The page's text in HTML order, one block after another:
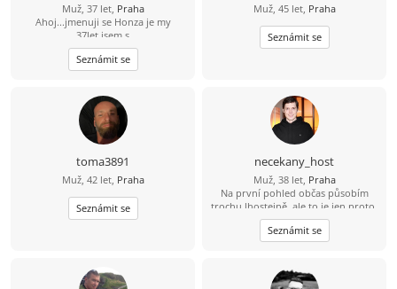
Muž, 37 let, Praha
Ahoj...jmenuji se Honza je my
37let,jsem s
prahy,svobodný,bezdětní. Touto
cestou bych se rad seznámil se
sympatickou slečnou/ženou která vi
vážně a nechce si jen dopisovat ale
chce a je ochotná vyměnit písmenka
za realné/osobní seznámení. Pokud
ještě existuje slečna/žena která má
budu moc rád když my napíšeš a
třeba se domluvíme rovnou na
schůzce nebo si vyměníme kontakt.
Každopádně mé Tel.číslo 735731152.
Stačí napsat a ja se ozvu...:-))...
Seznámit se
Muž, 45 let, Praha
Seznámit se
toma3891
Muž, 42 let, Praha
Seznámit se
necekany_host
Muž, 38 let, Praha
Na první pohled občas působím
trochu lhostejně, ale to je jen proto,
že svět raději tiše vnímám, než abych
měl potřebu ho neustále
komentovat. Pokud se se mnou
přeskočí sama.
Seznámit se